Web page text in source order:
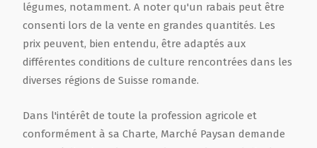
légumes, notamment. A noter qu'un rabais peut être
consenti lors de la vente en grandes quantités. Les
prix peuvent, bien entendu, être adaptés aux
différentes conditions de culture rencontrées dans les
diverses régions de Suisse romande.
Dans l'intérêt de toute la profession agricole et
conformément à sa Charte, Marché Paysan demande